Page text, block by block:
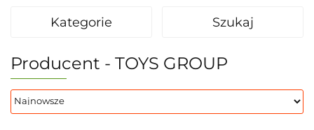
Kategorie Szukaj
Producent - TOYS GROUP